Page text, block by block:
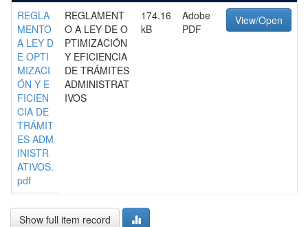
REGLA
MENTO
A LEY D
E OPTI
MIZACI
ÓN Y E
FICIEN
CIA DE
TRÁMIT
ES ADM
INISTR
ATIVOS.
pdf
REGLAMENT
O A LEY DE O
PTIMIZACIÓN
Y EFICIENCIA
DE TRÁMITES
ADMINISTRAT
IVOS
174.16
kB
Adobe
PDF
View/Open
Show full item record